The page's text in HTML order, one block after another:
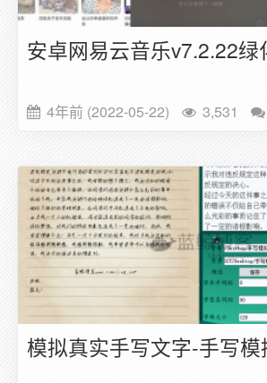
安卓网易云音乐v7.2.22绿
4年前 (2022-05-22) 3,531
模拟真实手写文字-手写模